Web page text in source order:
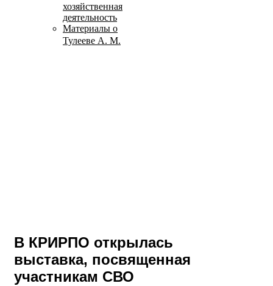
хозяйственная
деятельность
Материалы о
Тулееве А. М.
В КРИРПО открылась
выставка, посвященная
участникам СВО